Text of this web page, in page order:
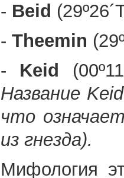
- Beid
- Theemin
- Keid
Название
что
из гнезда).
Мифология